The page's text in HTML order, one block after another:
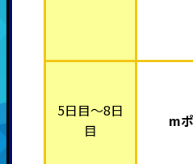
5日目～8日
目
m